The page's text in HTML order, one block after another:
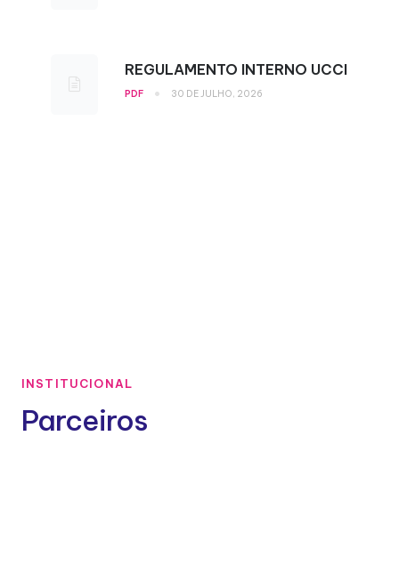
REGULAMENTO INTERNO UCCI
PDF • 30 DE JULHO, 2026
INSTITUCIONAL
Parceiros